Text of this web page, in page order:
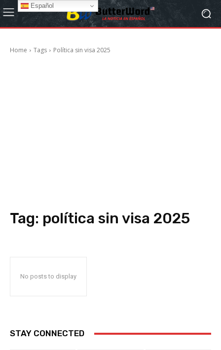
Home Tags Política sin visa 2025
Tag: política sin visa 2025
No posts to display
STAY CONNECTED
Español